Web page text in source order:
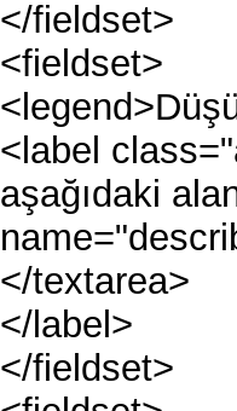
</fieldset>
<fieldset>
<label
aşağıdaki
</textarea>
</label>
</fieldset>